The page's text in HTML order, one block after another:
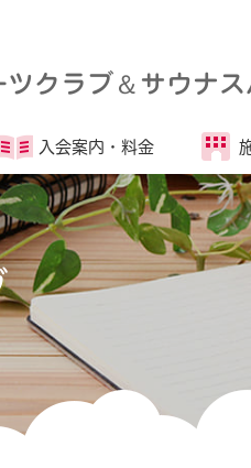
ツクラブ＆サウナ
入会案内・ 料金